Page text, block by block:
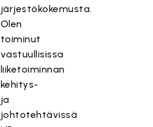
järjestökokemusta.
Olen
toiminut
vastuullisissa
liiketoiminnan
kehitys-
ja
johtotehtävissä